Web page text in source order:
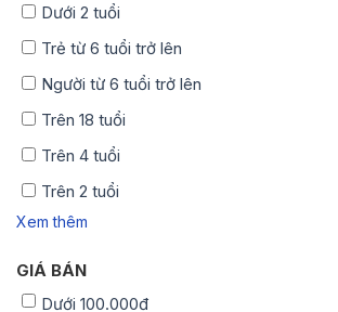
Dưới 2 tuổi
Trẻ từ 6 tuổi trở lên
Người từ 6 tuổi trở lên
Trên 18 tuổi
Trên 4 tuổi
Trên 2 tuổi
Xem thêm
GIÁ BÁN
Dưới 100.000đ